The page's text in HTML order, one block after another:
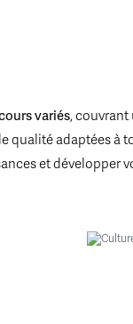
variés, couvrant
qualité adaptées à
et développer